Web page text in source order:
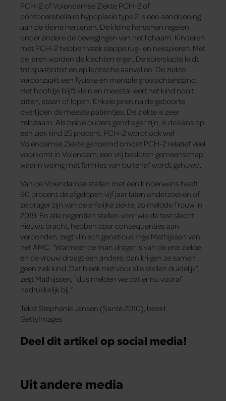
PCH-2 of Volendamse Ziekte PCH-2 of
pontocerebellaire hypoplasie type 2 is een aandoening
aan de kleine hersenen. De kleine hersenen regelen
onder andere de bewegingen van het lichaam. Kinderen
met PCH-2 hebben vaak slappe rug- en nekspieren. Met
de jaren worden de klachten erger. De spierslapte leidt
tot spasticiteit en epileptische aanvallen. De ziekte
veroorzaakt een fysieke en mentale groeiachterstand.
Het hoofdje blijft klein en meestal leert het kind nooit
zitten, staan of lopen. Enkele jaren na de geboorte
overlijden de meeste patiëntjes. De ziekte is zeer
zeldzaam. Als beide ouders gendrager zijn, is de kans op
een ziek kind 25 procent. PCH-2 wordt ook wel
Volendamse Ziekte genoemd omdat PCH-2 relatief veel
voorkomt in Volendam, een vrij besloten gemeenschap
waarin weinig met families van buitenaf wordt gehuwd.
Van de Volendamse stellen met een kinderwens heeft
90 procent de afgelopen vijf jaar laten onderzoeken of
ze drager zijn van de erfelijke ziekte, zo meldde Trouw in
2019. En alle negentien stellen voor wie de test slecht
nieuws bracht, hebben daar consequenties aan
verbonden, zegt klinisch geneticus Inge Mathijssen van
het AMC. “Wanneer de man drager is van de ene ziekte
en de vrouw draagt een andere, dan krijgen ze samen
geen ziek kind. Dat bleek niet voor alle stellen duidelijk”,
zegt Mathijssen, “dus melden we dat er nu vooraf
nadrukkelijk bij.”
Tekst Stephanie Jansen (Santé 2010), beeld:
GettyImages
Deel dit artikel op social media!
Uit andere media